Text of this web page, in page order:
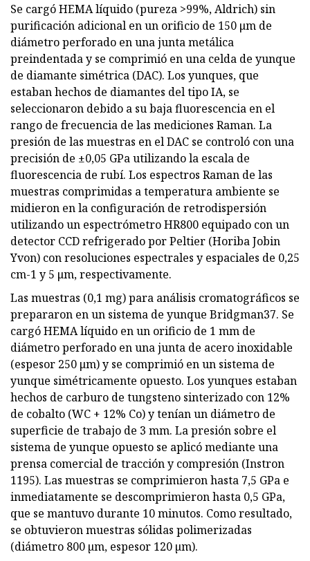
Se cargó HEMA líquido (pureza >99%, Aldrich) sin
purificación adicional en un orificio de 150 μm de
diámetro perforado en una junta metálica
preindentada y se comprimió en una celda de yunque
de diamante simétrica (DAC). Los yunques, que
estaban hechos de diamantes del tipo IA, se
seleccionaron debido a su baja fluorescencia en el
rango de frecuencia de las mediciones Raman. La
presión de las muestras en el DAC se controló con una
precisión de ±0,05 GPa utilizando la escala de
fluorescencia de rubí. Los espectros Raman de las
muestras comprimidas a temperatura ambiente se
midieron en la configuración de retrodispersión
utilizando un espectrómetro HR800 equipado con un
detector CCD refrigerado por Peltier (Horiba Jobin
Yvon) con resoluciones espectrales y espaciales de 0,25
cm-1 y 5 μm, respectivamente.
Las muestras (0,1 mg) para análisis cromatográficos se
prepararon en un sistema de yunque Bridgman37. Se
cargó HEMA líquido en un orificio de 1 mm de
diámetro perforado en una junta de acero inoxidable
(espesor 250 μm) y se comprimió en un sistema de
yunque simétricamente opuesto. Los yunques estaban
hechos de carburo de tungsteno sinterizado con 12%
de cobalto (WC + 12% Co) y tenían un diámetro de
superficie de trabajo de 3 mm. La presión sobre el
sistema de yunque opuesto se aplicó mediante una
prensa comercial de tracción y compresión (Instron
1195). Las muestras se comprimieron hasta 7,5 GPa e
inmediatamente se descomprimieron hasta 0,5 GPa,
que se mantuvo durante 10 minutos. Como resultado,
se obtuvieron muestras sólidas polimerizadas
(diámetro 800 µm, espesor 120 µm).